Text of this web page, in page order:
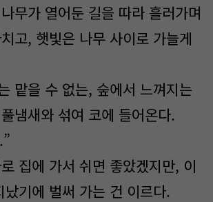
무가 열어둔 길을 따라 흘러가며
고, 햇빛은 나무 사이로 가늘게
맡을 수 없는, 숲에서 느껴지는
냄새와 섞여 코에 들어온다.
집에 가서 쉬면 좋았겠지만, 이
기에 벌써 가는 건 이르다.